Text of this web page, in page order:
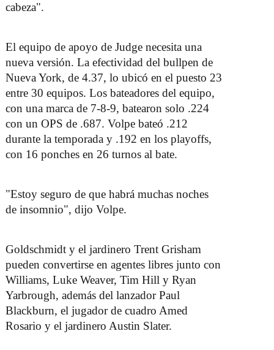
cabeza".
El equipo de apoyo de Judge necesita una
nueva versión. La efectividad del bullpen de
Nueva York, de 4.37, lo ubicó en el puesto 23
entre 30 equipos. Los bateadores del equipo,
con una marca de 7-8-9, batearon solo .224
con un OPS de .687. Volpe bateó .212
durante la temporada y .192 en los playoffs,
con 16 ponches en 26 turnos al bate.
"Estoy seguro de que habrá muchas noches
de insomnio", dijo Volpe.
Goldschmidt y el jardinero Trent Grisham
pueden convertirse en agentes libres junto con
Williams, Luke Weaver, Tim Hill y Ryan
Yarbrough, además del lanzador Paul
Blackburn, el jugador de cuadro Amed
Rosario y el jardinero Austin Slater.